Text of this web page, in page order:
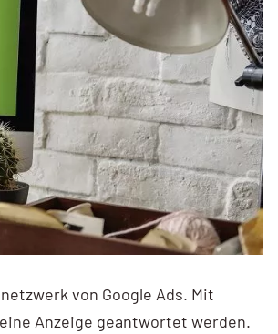
von Google Ads. Mit
Anzeige geantwortet werden.